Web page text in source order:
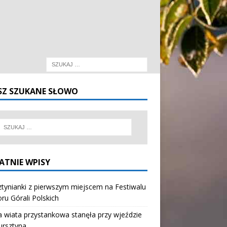
SZUKANE SŁOWO
WPISY
z pierwszym miejscem na Festiwalu
Górali Polskich
wiata przystankowa stanęła przy wjeździe